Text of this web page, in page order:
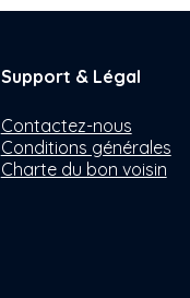
Support & Légal
Contactez-nous
Conditions générales
Charte du bon voisin